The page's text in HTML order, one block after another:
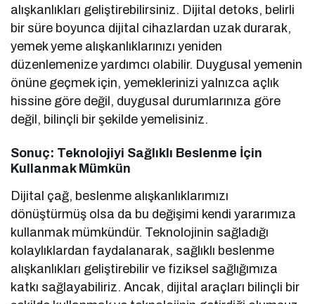
alışkanlıkları geliştirebilirsiniz. Dijital detoks, belirli
bir süre boyunca dijital cihazlardan uzak durarak,
yemek yeme alışkanlıklarınızı yeniden
düzenlemenize yardımcı olabilir. Duygusal yemenin
önüne geçmek için, yemeklerinizi yalnızca açlık
hissine göre değil, duygusal durumlarınıza göre
değil, bilinçli bir şekilde yemelisiniz.
Sonuç: Teknolojiyi Sağlıklı Beslenme İçin
Kullanmak Mümkün
Dijital çağ, beslenme alışkanlıklarımızı
dönüştürmüş olsa da bu değişimi kendi yararımıza
kullanmak mümkündür. Teknolojinin sağladığı
kolaylıklardan faydalanarak, sağlıklı beslenme
alışkanlıkları geliştirebilir ve fiziksel sağlığımıza
katkı sağlayabiliriz. Ancak, dijital araçları bilinçli bir